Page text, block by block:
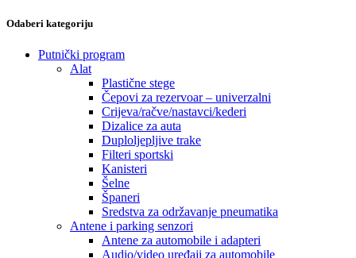
Odaberi kategoriju
Putnički program
Alat
Plastične stege
Čepovi za rezervoar – univerzalni
Crijeva/račve/nastavci/kederi
Dizalice za auta
Duploljepljive trake
Filteri sportski
Kanisteri
Šelne
Španeri
Sredstva za održavanje pneumatika
Antene i parking senzori
Antene za automobile i adapteri
Audio/video uređaji za automobile